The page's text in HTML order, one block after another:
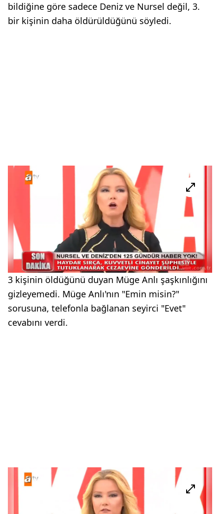
bildiğine göre sadece Deniz ve Nursel değil, 3.
bir kişinin daha öldürüldüğünü söyledi.
3 kişinin öldüğünü duyan Müge Anlı şaşkınlığını
gizleyemedi. Müge Anlı'nın "Emin misin?"
sorusuna, telefonla bağlanan seyirci "Evet"
cevabını verdi.